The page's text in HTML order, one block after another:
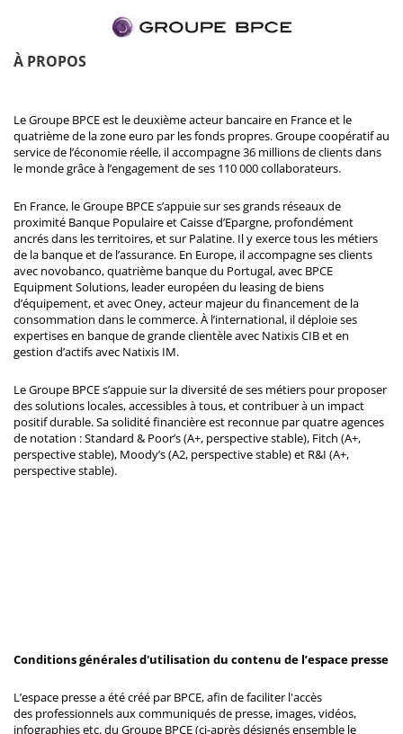
À PROPOS
Le Groupe BPCE est le deuxième acteur bancaire en France et le
quatrième de la zone euro par les fonds propres. Groupe coopératif au
service de l’économie réelle, il accompagne 36 millions de clients dans
le monde grâce à l’engagement de ses 110 000 collaborateurs.
En France, le Groupe BPCE s’appuie sur ses grands réseaux de
proximité Banque Populaire et Caisse d’Epargne, profondément
ancrés dans les territoires, et sur Palatine. Il y exerce tous les métiers
de la banque et de l’assurance. En Europe, il accompagne ses clients
avec novobanco, quatrième banque du Portugal, avec BPCE
Equipment Solutions, leader européen du leasing de biens
d’équipement, et avec Oney, acteur majeur du financement de la
consommation dans le commerce. À l’international, il déploie ses
expertises en banque de grande clientèle avec Natixis CIB et en
gestion d’actifs avec Natixis IM.
Le Groupe BPCE s’appuie sur la diversité de ses métiers pour proposer
des solutions locales, accessibles à tous, et contribuer à un impact
positif durable. Sa solidité financière est reconnue par quatre agences
de notation : Standard & Poor’s (A+, perspective stable), Fitch (A+,
perspective stable), Moody’s (A2, perspective stable) et R&I (A+,
perspective stable).
Conditions générales d'utilisation du contenu de l’espace presse
L’espace presse a été créé par BPCE, afin de faciliter l'accès
des professionnels aux communiqués de presse, images, vidéos,
infographies etc. du Groupe BPCE (ci-après désignés ensemble le